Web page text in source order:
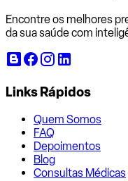
Encontre os melhores
da sua saúde com
Links Rápidos
Quem Somos
FAQ
Depoimentos
Blog
Consultas Médicas